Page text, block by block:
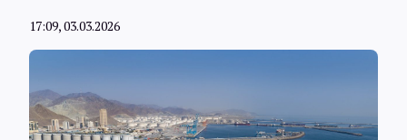
17:09, 03.03.2026